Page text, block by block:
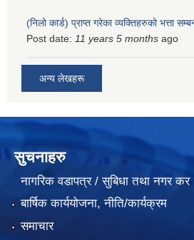
(निलो कार्ड) प्राप्त गरेका व्यक्तिहरुको भत्ता
Post date: 11 years 5 months ago
अन्य लेखहरू
सुचनाहरु
नागरिक वडापत्र / सुबिधा तथा नगर कर
बार्षिक कार्ययोजना, नीति/कार्यक्रम
समाचार